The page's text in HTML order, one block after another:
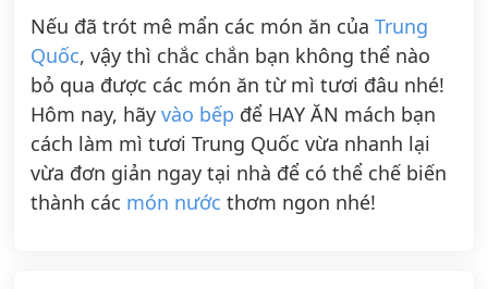
Nếu đã trót mê mẩn các món ăn của Trung
Quốc, vậy thì chắc chắn bạn không thể nào
bỏ qua được các món ăn từ mì tươi đâu nhé!
Hôm nay, hãy vào bếp để HAY ĂN mách bạn
cách làm mì tươi Trung Quốc vừa nhanh lại
vừa đơn giản ngay tại nhà để có thể chế biến
thành các món nước thơm ngon nhé!